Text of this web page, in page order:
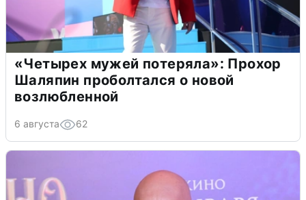
«Четырех мужей потеряла»: Прохор
Шаляпин проболтался о новой
возлюбленной
6 августа 62